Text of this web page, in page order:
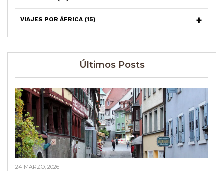
VIAJES POR ÁFRICA (15)
Últimos Posts
24 MARZO, 2026